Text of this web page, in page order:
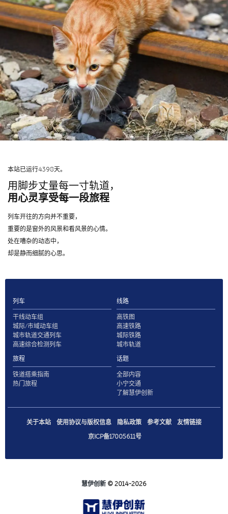
本站已运行4398天。
用脚步丈量每一寸轨道，
用心灵享受每一段旅程
列车开往的方向并不重要，
重要的是窗外的风景和看风景的心情。
处在嘈杂的动态中，
却是静而细腻的心思。
列车
干线动车组
城际/市域动车组
城市轨道交通列车
高速综合检测列车
线路
高铁图
高速铁路
城际铁路
城市轨道
旅程
铁道搭乘指南
热门旅程
话题
全部内容
小宁交通
了解慧伊创新
关于本站 使用协议与版权信息 隐私政策 参考文献
友情链接
京ICP备17005611号
慧伊创新 © 2014-2026